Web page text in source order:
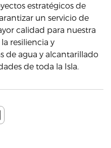
estratégicos de
un servicio de
calidad para nuestra
resiliencia y
de agua y alcantarillado
de toda la Isla.